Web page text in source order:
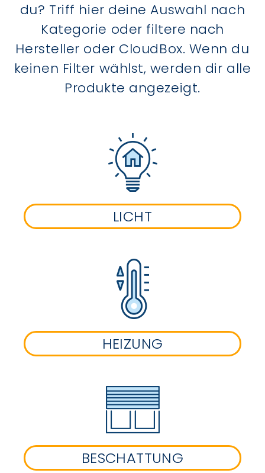
du? Triff hier deine Auswahl nach
Kategorie oder filtere nach
Hersteller oder CloudBox. Wenn du
keinen Filter wählst, werden dir alle
Produkte angezeigt.
LICHT
HEIZUNG
BESCHATTUNG